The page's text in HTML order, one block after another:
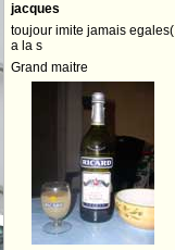
jacques
toujour imite jamais egales(
a la s
Grand maitre